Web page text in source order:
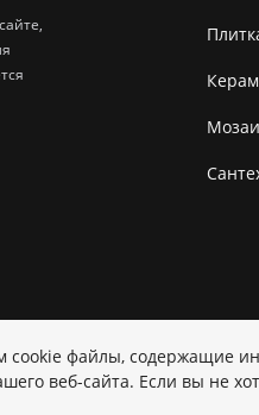
Copyright
cookie файлы, содержащие
веб-сайта. Если вы не